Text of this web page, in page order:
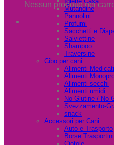
Nessun prodotto nel
Mutandine
Pannolini
Profumi
Sacchetti e
Salviettine
Shampoo
Traversine
Cibo per cani
Alimenti Medicati
Alimenti
Alimenti secchi
Alimenti umidi
No Glutine / No
Svezzamento-
snack
Accessori per Cani
Auto e Trasporto
Borse Trasportini